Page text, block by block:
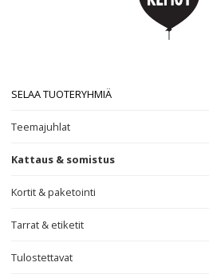
SELAA TUOTERYHMIÄ
Teemajuhlat
Kattaus & somistus
Kortit & paketointi
Tarrat & etiketit
Tulostettavat